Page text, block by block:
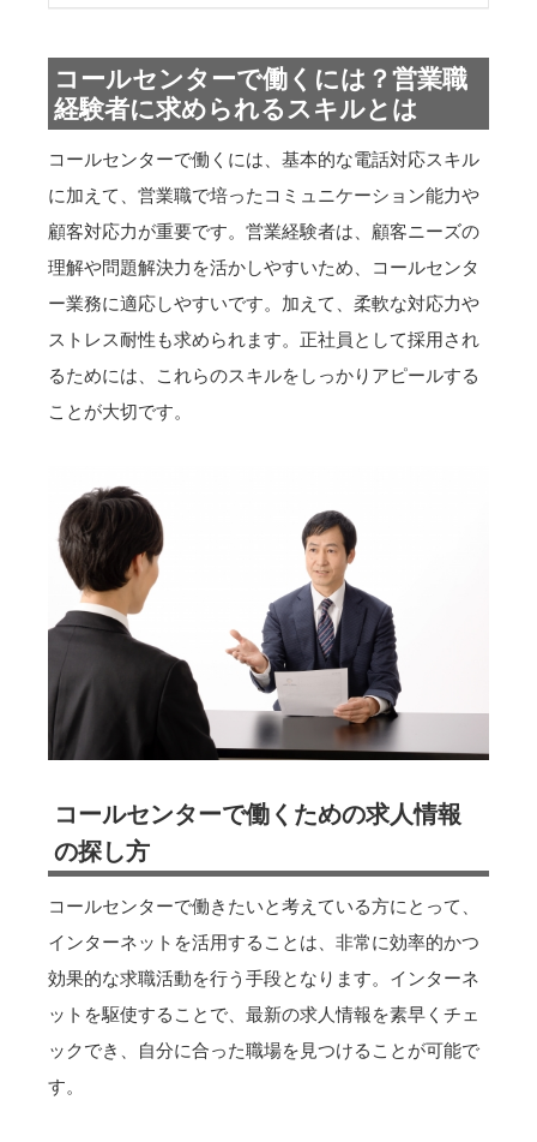
コールセンターで働くには？営業職
経験者に求められるスキルとは
コールセンターで働くには、基本的な電話対応スキル
に加えて、営業職で培ったコミュニケーション能力や
顧客対応力が重要です。営業経験者は、顧客ニーズの
理解や問題解決力を活かしやすいため、コールセンタ
ー業務に適応しやすいです。加えて、柔軟な対応力や
ストレス耐性も求められます。正社員として採用され
るためには、これらのスキルをしっかりアピールする
ことが大切です。
コールセンターで働くための求人情報
の探し方
コールセンターで働きたいと考えている方にとって、
インターネットを活用することは、非常に効率的かつ
効果的な求職活動を行う手段となります。インターネ
ットを駆使することで、最新の求人情報を素早くチェ
ックでき、自分に合った職場を見つけることが可能で
す。